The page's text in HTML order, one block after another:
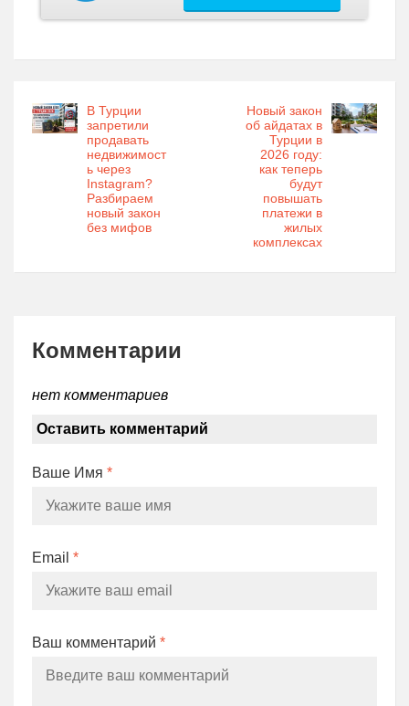
В Турции
запретили
продавать
недвижимост
ь через
Instagram?
Разбираем
новый закон
без мифов
Новый закон
об айдатах в
Турции в
2026 году:
как теперь
будут
повышать
платежи в
жилых
комплексах
Комментарии
нет комментариев
Оставить комментарий
Ваше Имя *
Email *
Ваш комментарий *